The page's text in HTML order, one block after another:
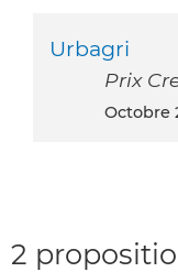
Urbagri
Prix
octobre
2